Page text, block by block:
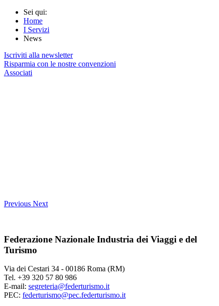
Sei qui:
Home
I Servizi
News
Iscriviti alla newsletter
Risparmia con le nostre convenzioni
Associati
Previous Next
Federazione Nazionale Industria dei Viaggi e del
Turismo
Via dei Cestari 34 - 00186 Roma (RM)
Tel. +39 320 57 80 986
E-mail: segreteria@federturismo.it
PEC: federturismo@pec.federturismo.it